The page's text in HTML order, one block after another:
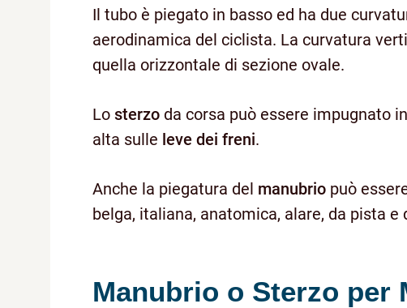
Il tubo è piegato in basso ed ha due
aerodinamica del ciclista. La curvatura
quella orizzontale di sezione ovale.
Lo sterzo da corsa può essere impugnato
alta sulle leve dei freni.
Anche la piegatura del manubrio può
belga, italiana, anatomica, alare, da pista e
Manubrio o Sterzo per